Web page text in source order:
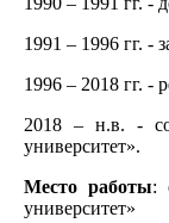
1991 – 1996 гг. -
1996 – 2018 гг. -
2018 – н.в. -
университет».
Место работы:
университет»